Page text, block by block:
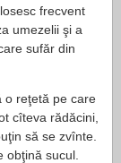
frecvent
umezelii şi a
sufăr din
o reţetă pe care
cîteva rădăcini,
să se zvînte.
obţină sucul.